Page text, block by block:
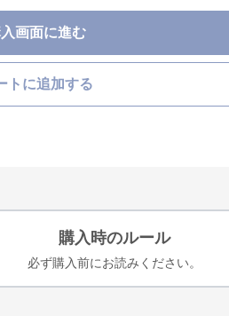
画面に進む
トに追加する
購入時のルール
必ず購入前にお読みください。